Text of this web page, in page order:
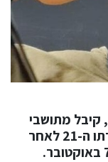
קיבל מתושבי
גבעת טל מחווה מרגשת לציון יום הולדתו ה-21 לאחר